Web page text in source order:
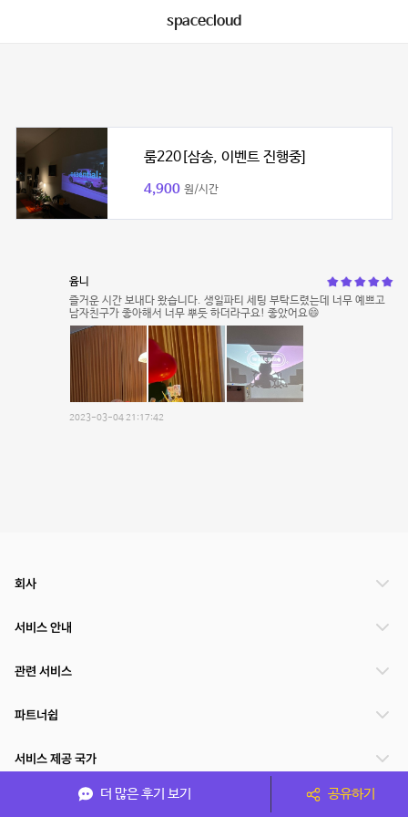
spacecloud
룸220[삼송, 이벤트 진행중]
4,900 원/시간
윰니
즐거운 시간 보내다 왔습니다. 생일파티 세팅 부탁드렸는데 너무 예쁘고
남자친구가 좋아해서 너무 뿌듯 하더라구요! 좋았어요😄
2023-03-04 21:17:42
더 많은 후기 보기 공유하기
회사
서비스 안내
관련 서비스
파트너쉽
서비스 제공 국가